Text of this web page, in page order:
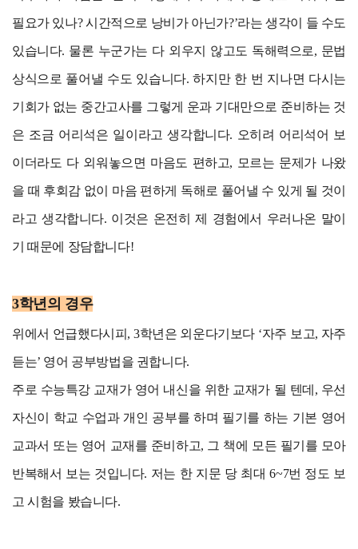
필요가 있나? 시간적으로 낭비가 아닌가?’라는 생각이 들 수도
있습니다. 물론 누군가는 다 외우지 않고도 독해력으로, 문법
상식으로 풀어낼 수도 있습니다. 하지만 한 번 지나면 다시는
기회가 없는 중간고사를 그렇게 운과 기대만으로 준비하는 것
은 조금 어리석은 일이라고 생각합니다. 오히려 어리석어 보
이더라도 다 외워놓으면 마음도 편하고, 모르는 문제가 나왔
을 때 후회감 없이 마음 편하게 독해로 풀어낼 수 있게 될 것이
라고 생각합니다. 이것은 온전히 제 경험에서 우러나온 말이
기 때문에 장담합니다!
3학년의 경우
위에서 언급했다시피, 3학년은 외운다기보다 ‘자주 보고, 자주
듣는’ 영어 공부방법을 권합니다.
주로 수능특강 교재가 영어 내신을 위한 교재가 될 텐데, 우선
자신이 학교 수업과 개인 공부를 하며 필기를 하는 기본 영어
교과서 또는 영어 교재를 준비하고, 그 책에 모든 필기를 모아
반복해서 보는 것입니다. 저는 한 지문 당 최대 6~7번 정도 보
고 시험을 봤습니다.